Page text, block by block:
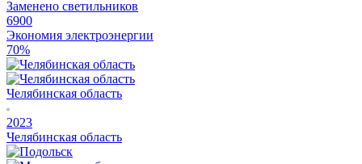
Заменено светильников
6900
Экономия электроэнергии
70%
Челябинская область
2023
Челябинская область